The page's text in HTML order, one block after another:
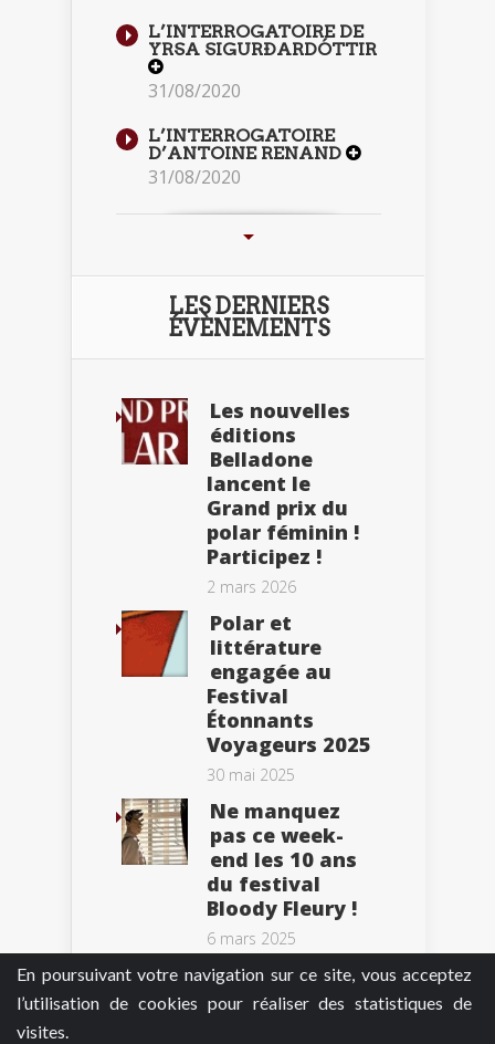
En poursuivant votre navigation sur ce site, vous acceptez
l’utilisation de cookies pour réaliser des statistiques de
visites.
L’INTERROGATOIRE DE
YRSA SIGURÐARDÓTTIR
31/08/2020
L’INTERROGATOIRE
D’ANTOINE RENAND
31/08/2020
LES DERNIERS
ÉVÈNEMENTS
Les nouvelles
éditions
Belladone
lancent le
Grand prix du
polar féminin !
Participez !
2 mars 2026
Polar et
littérature
engagée au
Festival
Étonnants
Voyageurs 2025
30 mai 2025
Ne manquez
pas ce week-
end les 10 ans
du festival
Bloody Fleury !
6 mars 2025